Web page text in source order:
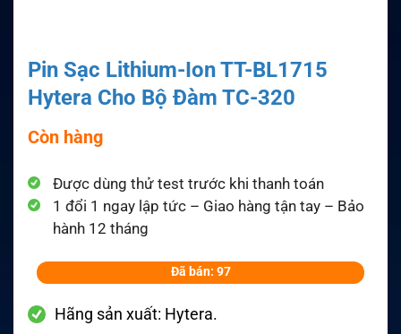
Pin Sạc Lithium-Ion TT-BL1715
Hytera Cho Bộ Đàm TC-320
Còn hàng
Được dùng thử test trước khi thanh toán
1 đổi 1 ngay lập tức – Giao hàng tận tay – Bảo
hành 12 tháng
Đã bán: 97
Hãng sản xuất: Hytera.